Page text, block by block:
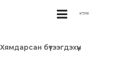
Хямдарсан бүтээгдэхүүн